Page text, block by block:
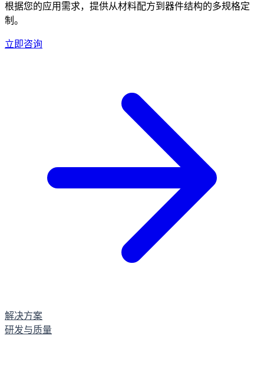
根据您的应用需求，提供从材料配方到器件结构的多规格定
制。
立即咨询
解决方案
研发与质量